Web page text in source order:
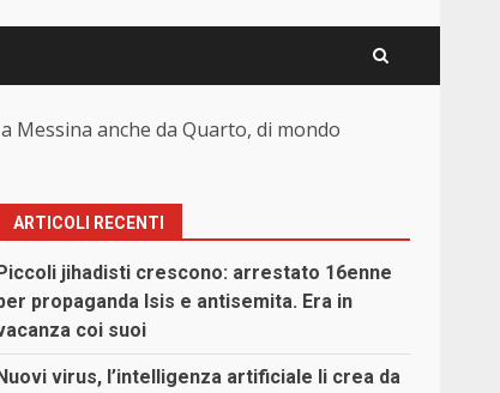
Messina anche da Quarto, di mondo
ARTICOLI RECENTI
jihadisti crescono: arrestato 16enne
propaganda Isis e antisemita. Era in
coi suoi
virus, l’intelligenza artificiale li crea da